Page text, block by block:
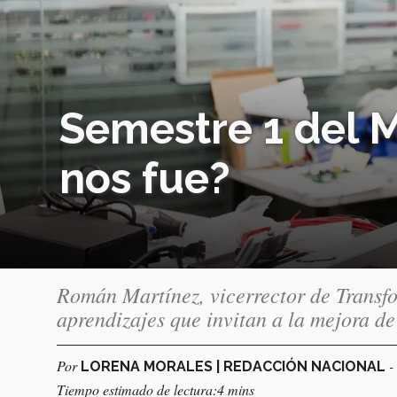
Semestre 1 del
nos fue?
Román Martínez, vicerrector de
aprendizajes que invitan a la mejora
Por LORENA MORALES | REDACCIÓN NACIONAL -
Tiempo estimado de lectura:4 mins